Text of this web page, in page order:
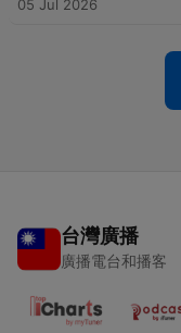
05 Jul 2026
台灣廣播
廣播電台和播客